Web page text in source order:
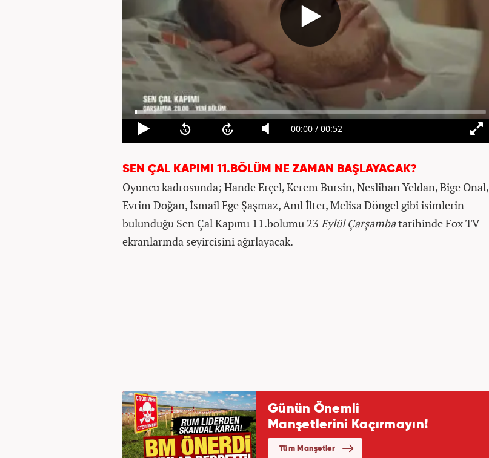
SEN ÇAL KAPIMI 11.BÖLÜM NE ZAMAN BAŞLAYACAK?
Oyuncu kadrosunda; Hande Erçel, Kerem Bursin, Neslihan Yeldan, Bige Önal,
Evrim Doğan, İsmail Ege Şaşmaz, Anıl İlter, Melisa Döngel gibi isimlerin
bulunduğu Sen Çal Kapımı 11.bölümü 23 Eylül Çarşambatarihinde Fox TV
ekranlarında seyircisini ağırlayacak.